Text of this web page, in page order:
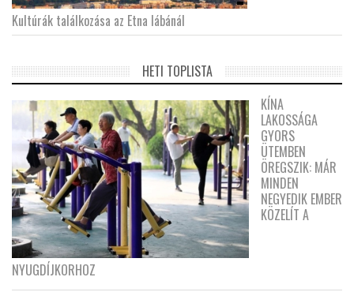
Kultúrák találkozása az Etna lábánál
HETI TOPLISTA
KÍNA
LAKOSSÁGA
GYORS
ÜTEMBEN
ÖREGSZIK: MÁR
MINDEN
NEGYEDIK EMBER
KÖZELÍT A
NYUGDÍJKORHOZ